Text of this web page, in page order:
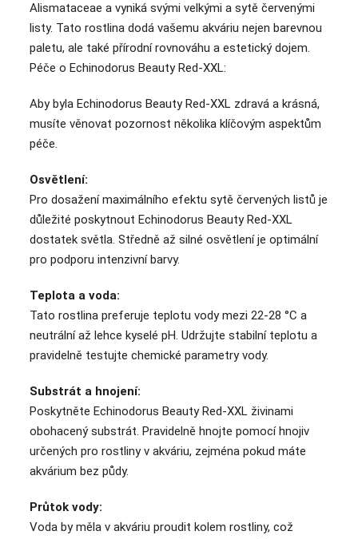
Alismataceae a vyniká svými velkými a sytě červenými
listy. Tato rostlina dodá vašemu akváriu nejen barevnou
paletu, ale také přírodní rovnováhu a estetický dojem.
Péče o Echinodorus Beauty Red-XXL:
Aby byla Echinodorus Beauty Red-XXL zdravá a krásná,
musíte věnovat pozornost několika klíčovým aspektům
péče.
Osvětlení:
Pro dosažení maximálního efektu sytě červených listů je
důležité poskytnout Echinodorus Beauty Red-XXL
dostatek světla. Středně až silné osvětlení je optimální
pro podporu intenzivní barvy.
Teplota a voda:
Tato rostlina preferuje teplotu vody mezi 22-28 °C a
neutrální až lehce kyselé pH. Udržujte stabilní teplotu a
pravidelně testujte chemické parametry vody.
Substrát a hnojení:
Poskytněte Echinodorus Beauty Red-XXL živinami
obohacený substrát. Pravidelně hnojte pomocí hnojiv
určených pro rostliny v akváriu, zejména pokud máte
akvárium bez půdy.
Průtok vody:
Voda by měla v akváriu proudit kolem rostliny, což